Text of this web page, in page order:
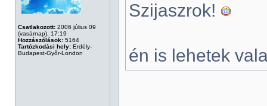
Csatlakozott: 2006 július 09
(vasárnap), 17:19
Hozzászólások: 5164
Tartózkodási hely: Erdély-
Budapest-Győr-London
Szijaszrok!
én is lehetek